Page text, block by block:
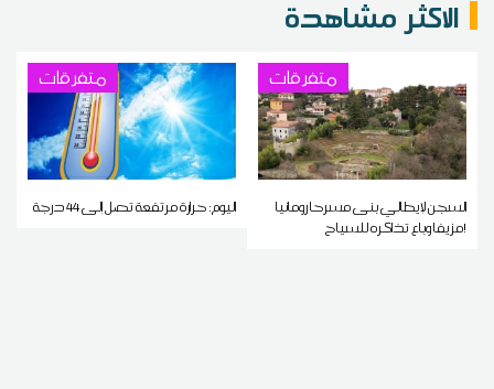
الاكثر مشاهدة
متفرقات
السجن لإيطالي بنى مسرحا رومانيا
مزيفا وباع تذاكره للسياح!
متفرقات
اليوم: حرارة مرتفعة تصل إلى 44 درجة